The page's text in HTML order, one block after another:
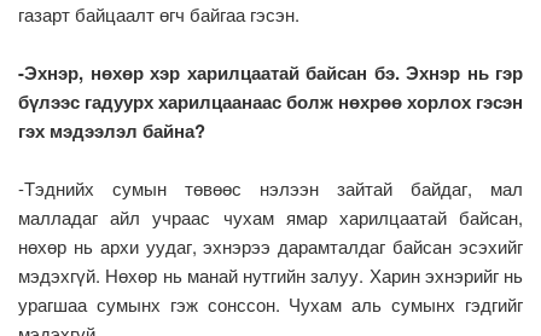
газарт байцаалт өгч байгаа гэсэн.
-Эхнэр, нөхөр хэр харилцаатай байсан бэ. Эхнэр нь гэр
бүлээс гадуурх харилцаанаас болж нөхрөө хорлох гэсэн
гэх мэдээлэл байна?
-Тэднийх сумын төвөөс нэлээн зайтай байдаг, мал
малладаг айл учраас чухам ямар харилцаатай байсан,
нөхөр нь архи уудаг, эхнэрээ дарамталдаг байсан эсэхийг
мэдэхгүй. Нөхөр нь манай нутгийн залуу. Харин эхнэрийг нь
урагшаа сумынх гэж сонссон. Чухам аль сумынх гэдгийг